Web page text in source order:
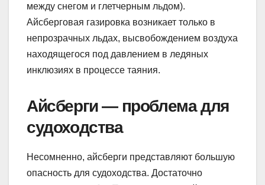
между снегом и глетчерным льдом).
Айсберговая газировка возникает только в
непрозрачных льдах, высвобождением воздуха
находящегося под давлением в ледяных
инклюзиях в процессе таяния.
Айсберги — проблема для
судоходства
Несомненно, айсберги представляют большую
опасность для судоходства. Достаточно